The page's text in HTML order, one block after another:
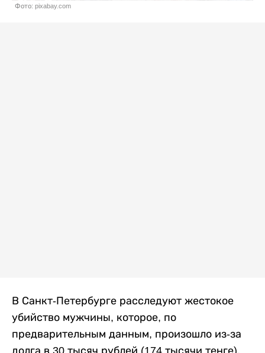
Фото: pixabay.com
В Санкт-Петербурге расследуют жестокое
убийство мужчины, которое, по
предварительным данным, произошло из-за
долга в 30 тысяч рублей (174 тысячи тенге).